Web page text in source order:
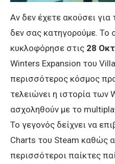
Αν δεν έχετε ακούσει για
δεν σας κατηγορούμε. Το
κυκλοφόρησε στις 28
Winters Expansion του
περισσότερος κόσμος
τελειώνει η ιστορία των
ασχοληθούν με το
Το γεγονός δείχνει να
Charts του Steam καθώς
περισσότεροι παίκτες